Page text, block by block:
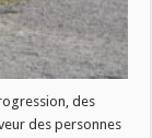
des
des personnes